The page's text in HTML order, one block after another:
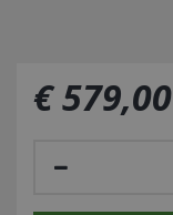
€579,00